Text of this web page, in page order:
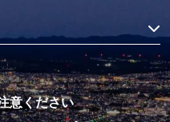
意ください